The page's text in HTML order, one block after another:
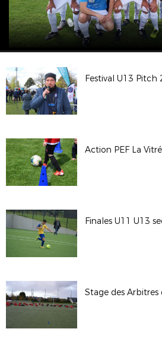
Festival U13 Pitch